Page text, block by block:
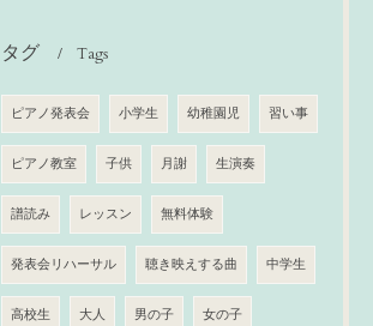
タグ Tags
ピアノ発表会 小学生 幼稚園児 習い事
ピアノ教室 子供 月謝 生演奏
譜読み レッスン 無料体験
発表会リハーサル 聴き映えする曲 中学生
高校生 大人 男の子 女の子